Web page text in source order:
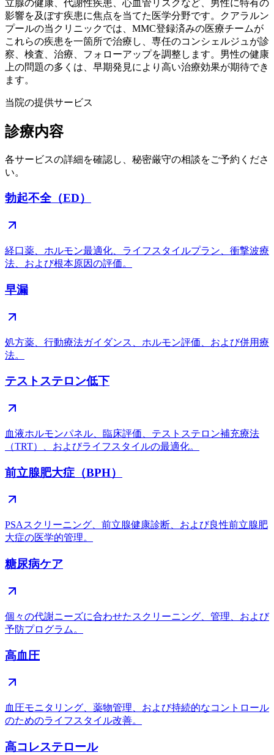
立腺の健康、代謝性疾患、心血管リスクなど、男性に特有の
影響を及ぼす疾患に焦点を当てた医学分野です。クアラルン
プールの当クリニックでは、MMC登録済みの医療チームが
これらの疾患を一箇所で治療し、専任のコンシェルジュが診
察、検査、治療、フォローアップを調整します。男性の健康
上の問題の多くは、早期発見により高い治療効果が期待でき
ます。
当院の提供サービス
診療内容
各サービスの詳細を確認し、秘密厳守の相談をご予約くださ
い。
勃起不全（ED）
経口薬、ホルモン最適化、ライフスタイルプラン、衝撃波療
法、および根本原因の評価。
早漏
処方薬、行動療法ガイダンス、ホルモン評価、および併用療
法。
テストステロン低下
血液ホルモンパネル、臨床評価、テストステロン補充療法
（TRT）、およびライフスタイルの最適化。
前立腺肥大症（BPH）
PSAスクリーニング、前立腺健康診断、および良性前立腺肥
大症の医学的管理。
糖尿病ケア
個々の代謝ニーズに合わせたスクリーニング、管理、および
予防プログラム。
高血圧
血圧モニタリング、薬物管理、および持続的なコントロール
のためのライフスタイル改善。
高コレステロール